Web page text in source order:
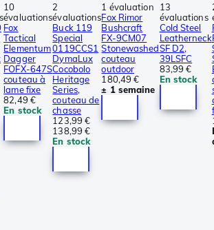
10
évaluations
Fox
Tactical
Elementum
Dagger
FOFX-647S
couteau à
lame fixe
82,49 €
En stock
2
évaluations
Buck 119
Special
0119CCS1
DymaLux
Cocobolo
Heritage
Series,
couteau de
chasse
123,99 €
138,99 €
En stock
1 évaluation
Fox Rimor
Bushcraft
FX-9CM07
Stonewashed
couteau
outdoor
180,49 €
± 1 semaine
13
évaluations
Cold Steel
Leatherneck
SF D2,
39LSFC
83,99 €
En stock